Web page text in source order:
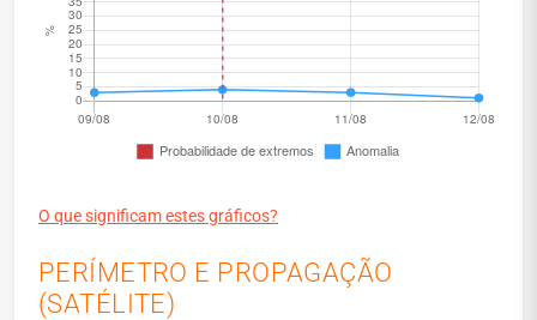
O que significam estes gráficos?
PERÍMETRO E PROPAGAÇÃO
(SATÉLITE)